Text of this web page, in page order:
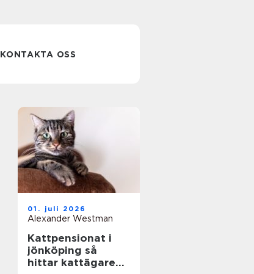
KONTAKTA OSS
01. juli 2026
Alexander Westman
Kattpensionat i
jönköping så
hittar kattägare